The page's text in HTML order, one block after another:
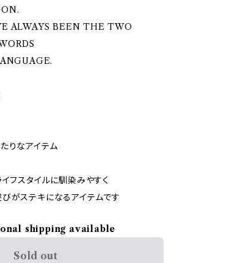
ALWAYS BEEN THE TWO
りなアイテム
フスタイルに馴染みやすく
がステキになるアイテムです
shipping available
Sold out